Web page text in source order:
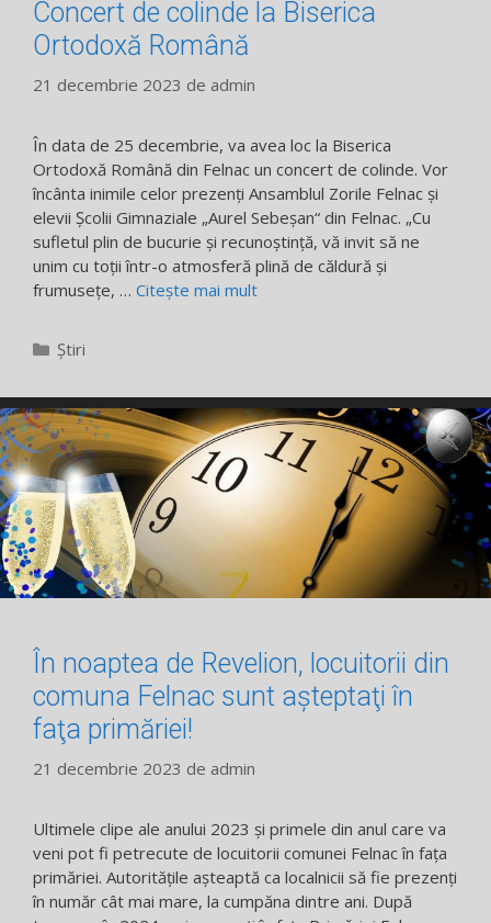
Concert de colinde la Biserica
Ortodoxă Română
21 decembrie 2023 de admin
În data de 25 decembrie, va avea loc la Biserica
Ortodoxă Română din Felnac un concert de colinde. Vor
încânta inimile celor prezenți Ansamblul Zorile Felnac și
elevii Școlii Gimnaziale „Aurel Sebeșan“ din Felnac. „Cu
sufletul plin de bucurie și recunoștință, vă invit să ne
unim cu toții într-o atmosferă plină de căldură și
frumusețe, … Citește mai mult
Categorii
Știri
În noaptea de Revelion, locuitorii din
comuna Felnac sunt aşteptaţi în
faţa primăriei!
21 decembrie 2023 de admin
Ultimele clipe ale anului 2023 şi primele din anul care va
veni pot fi petrecute de locuitorii comunei Felnac în faţa
primăriei. Autorităţile aşteaptă ca localnicii să fie prezenţi
în număr cât mai mare, la cumpăna dintre ani. După